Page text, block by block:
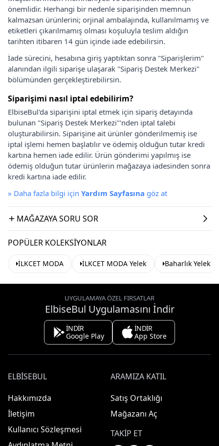
önemlidir. Herhangi bir nedenle siparişinden memnun
kalmazsan ürünlerini; orjinal ambalajında, kullanılmamış ve
etiketleri çıkarılmamış olması koşuluyla teslim aldığın
tarihten itibaren 14 gün içinde iade edebilirsin.
İade sürecini, hesabına giriş yaptıktan sonra "Siparişlerim"
alanından ilgili siparişe ulaşarak "Sipariş Destek Merkezi"
bölümünden gerçekleştirebilirsin.
Siparişimi nasıl iptal edebilirim?
ElbiseBul'da siparişini iptal etmek için sipariş detayında
bulunan "Sipariş Destek Merkezi"'nden iptal talebi
oluşturabilirsin. Siparişine ait ürünler gönderilmemiş ise
iptal işlemi hemen başlatılır ve ödemiş olduğun tutar kredi
kartına hemen iade edilir. Ürün gönderimi yapılmış ise
ödemiş olduğun tutar ürünlerin mağazaya iadesinden sonra
kredi kartına iade edilir.
» Daha fazla bilgi için Yardım Sayfasına göz at
MAĞAZAYA SORU SOR
POPÜLER KOLEKSIYONLAR
İLKCET MODA İLKCET MODA Yelek Baharlık Yelek
UYGULAMAYA ÖZEL FIRSATLAR
ElbiseBul Uygulamasını İndir
İNDİR
Google Play
İNDİR
App Store
ELBISEBUL
Hakkımızda
İletişim
Kullanıcı Sözleşmesi
ARAMIZA KATIL
Satış Ortaklığı
Mağazanı Aç
TAKIP ET